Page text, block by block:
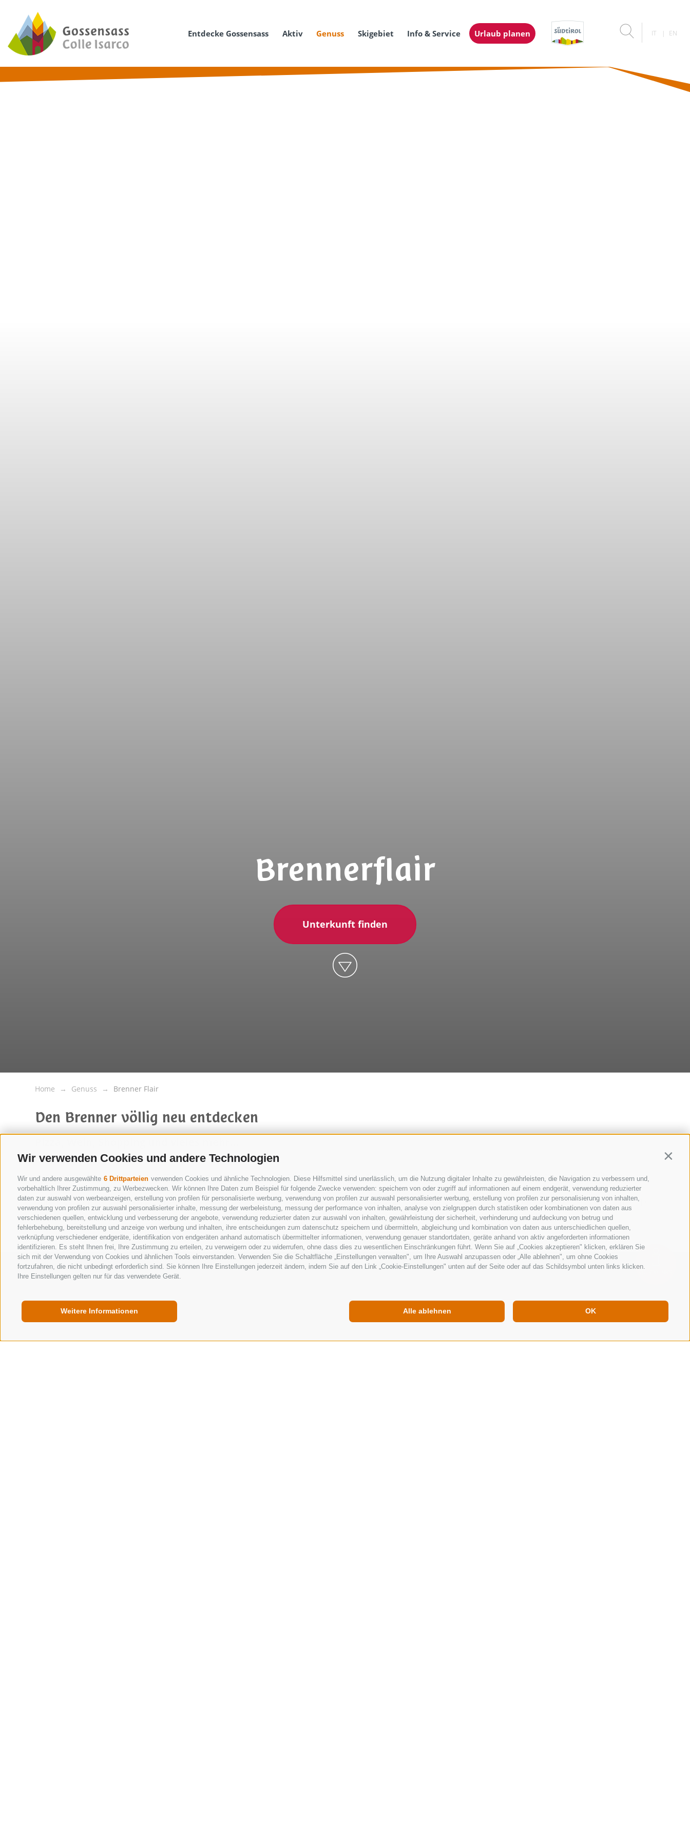
Wir verwenden Cookies und andere Technologien
Wir und andere ausgewählte 6 Drittparteien verwenden Cookies und ähnliche Technologien. Diese Hilfsmittel sind unerlässlich, um die Nutzung digitaler Inhalte zu gewährleisten, die Navigation zu verbessern und,
vorbehaltlich Ihrer Zustimmung, zu Werbezwecken. Wir können Ihre Daten zum Beispiel für folgende Zwecke verwenden: speichern von oder zugriff auf informationen auf einem endgerät, verwendung reduzierter
daten zur auswahl von werbeanzeigen, erstellung von profilen für personalisierte werbung, verwendung von profilen zur auswahl personalisierter werbung, erstellung von profilen zur personalisierung von inhalten,
verwendung von profilen zur auswahl personalisierter inhalte, messung der werbeleistung, messung der performance von inhalten, analyse von zielgruppen durch statistiken oder kombinationen von daten aus
verschiedenen quellen, entwicklung und verbesserung der angebote, verwendung reduzierter daten zur auswahl von inhalten, gewährleistung der sicherheit, verhinderung und aufdeckung von betrug und
fehlerbehebung, bereitstellung und anzeige von werbung und inhalten, ihre entscheidungen zum datenschutz speichern und übermitteln, abgleichung und kombination von daten aus unterschiedlichen quellen,
verknüpfung verschiedener endgeräte, identifikation von endgeräten anhand automatisch übermittelter informationen, verwendung genauer standortdaten, geräte anhand von aktiv angeforderten informationen
identifizieren. Es steht Ihnen frei, Ihre Zustimmung zu erteilen, zu verweigern oder zu widerrufen, ohne dass dies zu wesentlichen Einschränkungen führt. Wenn Sie auf „Cookies akzeptieren" klicken, erklären Sie
sich mit der Verwendung von Cookies und ähnlichen Tools einverstanden. Verwenden Sie die Schaltfläche „Einstellungen verwalten", um Ihre Auswahl anzupassen oder „Alle ablehnen", um ohne Cookies
fortzufahren, die nicht unbedingt erforderlich sind. Sie können Ihre Einstellungen jederzeit ändern, indem Sie auf den Link „Cookie-Einstellungen" unten auf der Seite oder auf das Schildsymbol unten links klicken.
Ihre Einstellungen gelten nur für das verwendete Gerät.
OK
Alle ablehnen
Weitere Informationen
Entdecke Gossensass Aktiv Genuss Skigebiet Info & Service Urlaub planen IT EN
Brennerflair
Unterkunft finden
Home Genuss Brenner Flair
Den Brenner völlig neu entdecken
Der Brenner kann nicht nur in historischer Hinsicht punkten, sondern überzeugt auch mit seinen kulinarischen Köstlichkeiten und einem vielfältigen
Shoppingerlebnis.
Komm vorbei und lass dich überraschen! Entdecke die reiche Geschichte, genieße die lokalen Spezialitäten und stöbere in den charmanten Geschäften. Es
gibt viel zu erleben und zu entdecken!